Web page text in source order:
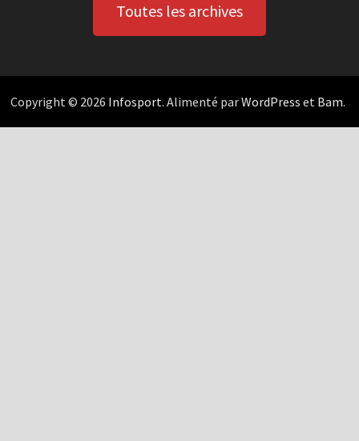
Toutes les archives
Copyright © 2026 Infosport. Alimenté parWordPress et Bam.